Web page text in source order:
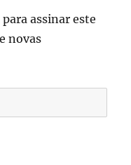
assinar este
novas